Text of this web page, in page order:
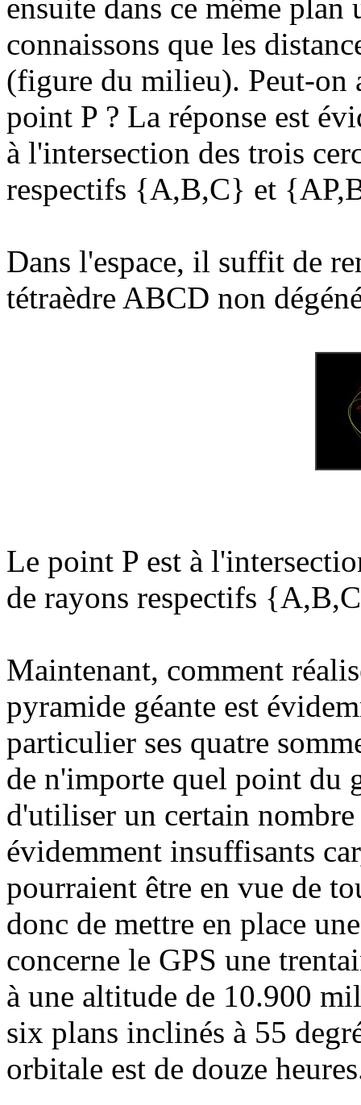
ensuite dans ce même
connaissons que les
(figure du milieu). Peut-on
point P ? La réponse est
à l'intersection des trois
respectifs {A,B,C} et
Dans l'espace, il suffit de
tétraèdre ABCD non
Le point P est à
de rayons respectifs
Maintenant, comment
pyramide géante est
particulier ses quatre
de n'importe quel point du
d'utiliser un certain
évidemment insuffisants
pourraient être en vue de
donc de mettre en place
concerne le GPS une
à une altitude de 10.900
six plans inclinés à 55
orbitale est de douze